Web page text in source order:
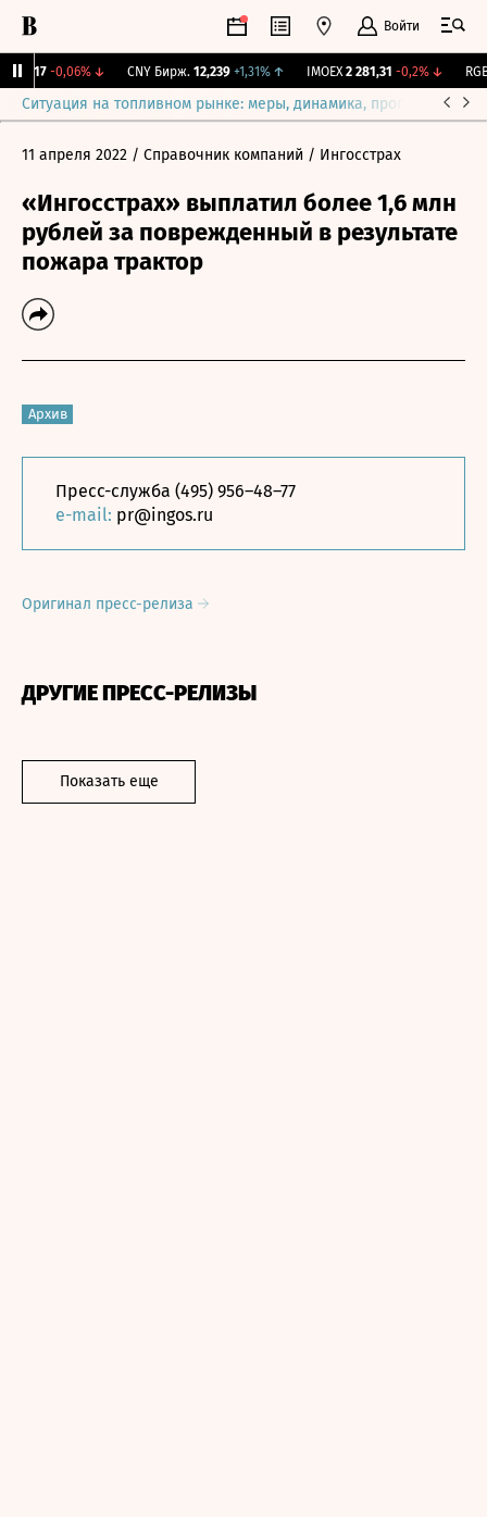
Войти
115,17 -0,06%↓ CNY Бирж. 12,239 +1,31% ↑ IMOEX 2 281,31 -0,2%↓
Ситуация на топливном рынке: меры, динамика, прогнозы
11 апреля 2022 / Справочник компаний / Ингосстрах
«Ингосстрах» выплатил более 1,6 млн
рублей за поврежденный в результате
пожара трактор
Архив
Пресс-служба (495) 956–48–77
e-mail: pr@ingos.ru
Оригинал пресс-релиза
ДРУГИЕ ПРЕСС-РЕЛИЗЫ
Показать еще